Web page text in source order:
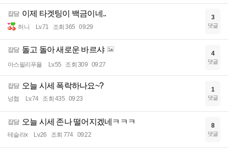
잡담 이제 타겟팅이 백금이네..
허니 Lv.71 조회 365 09:29
3
댓글
잡담 돌고 돌아 새로운 바르샤
아스필리푸욜 Lv.55 조회 309 09:27
4
댓글
잡담 오늘 시세 폭락하나요~?
넝협 Lv.74 조회 435 09:23
1
댓글
잡담 오늘 시세 존나 떨어지겠네ㅋㅋㅋ
테슬라x Lv.26 조회 774 09:22
8
댓글